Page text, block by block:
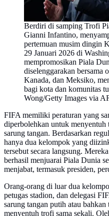
Berdiri di samping Trofi
Gianni Infantino,
pertemuan musim dingin
29 Januari 2026 di
mempromosikan Piala
diselenggarakan bersama
Kanada, dan Meksiko,
bagi kota dan komunitas
Wong/Getty Images via
FIFA memiliki peraturan yang
diperbolehkan untuk menyentuh
sarung tangan. Berdasarkan
hanya dua kelompok yang
tersebut secara langsung.
berhasil menjuarai Piala Dunia
menjabat, termasuk presiden,
Orang-orang di luar dua
petugas stadion, dan delegasi
sarung tangan putih atau
menyentuh trofi sama sekali.